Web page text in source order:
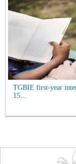
TGBIE first-year
15...